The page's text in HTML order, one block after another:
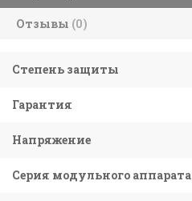
Отзывы (0)
Степень защиты
Гарантия
Напряжение
Серия модульного аппарата